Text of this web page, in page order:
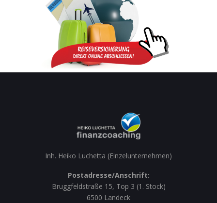
Inh. Heiko Luchetta (Einzelunternehmen)
Postadresse/Anschrift:
Bruggfeldstraße 15, Top 3 (1. Stock)
6500 Landeck